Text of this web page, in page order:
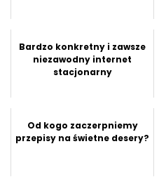
Bardzo konkretny i zawsze
niezawodny internet
stacjonarny
Od kogo zaczerpniemy
przepisy na świetne desery?